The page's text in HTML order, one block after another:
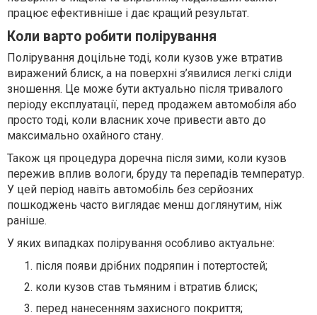
працює ефективніше і дає кращий результат.
Коли варто робити полірування
Полірування доцільне тоді, коли кузов уже втратив
виражений блиск, а на поверхні з’явилися легкі сліди
зношення. Це може бути актуально після тривалого
періоду експлуатації, перед продажем автомобіля або
просто тоді, коли власник хоче привести авто до
максимально охайного стану.
Також ця процедура доречна після зими, коли кузов
пережив вплив вологи, бруду та перепадів температур.
У цей період навіть автомобіль без серйозних
пошкоджень часто виглядає менш доглянутим, ніж
раніше.
У яких випадках полірування особливо актуальне:
після появи дрібних подряпин і потертостей;
коли кузов став тьмяним і втратив блиск;
перед нанесенням захисного покриття;